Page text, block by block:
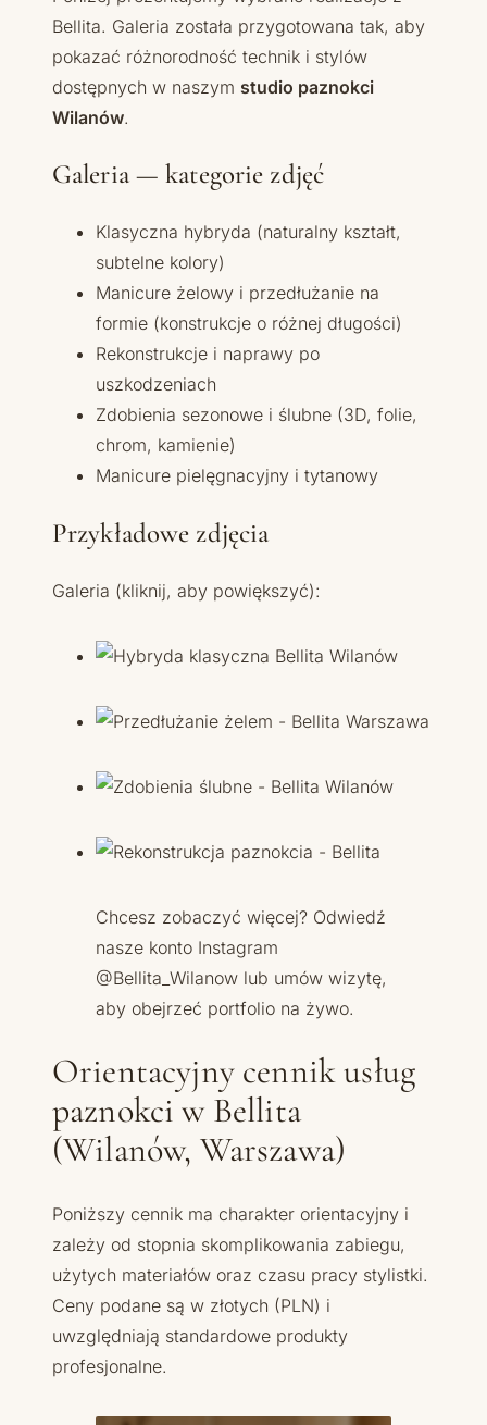
Bellita. Galeria została przygotowana tak, aby
pokazać różnorodność technik i stylów
dostępnych w naszym studio paznokci
Wilanów.
Galeria — kategorie zdjęć
Klasyczna hybryda (naturalny kształt,
subtelne kolory)
Manicure żelowy i przedłużanie na
formie (konstrukcje o różnej długości)
Rekonstrukcje i naprawy po
uszkodzeniach
Zdobienia sezonowe i ślubne (3D, folie,
chrom, kamienie)
Manicure pielęgnacyjny i tytanowy
Przykładowe zdjęcia
Galeria (kliknij, aby powiększyć):
Chcesz zobaczyć więcej? Odwiedź
nasze konto Instagram
@Bellita_Wilanow lub umów wizytę,
aby obejrzeć portfolio na żywo.
Orientacyjny cennik usług
paznokci w Bellita
(Wilanów, Warszawa)
Poniższy cennik ma charakter orientacyjny i
zależy od stopnia skomplikowania zabiegu,
użytych materiałów oraz czasu pracy stylistki.
Ceny podane są w złotych (PLN) i
uwzględniają standardowe produkty
profesjonalne.